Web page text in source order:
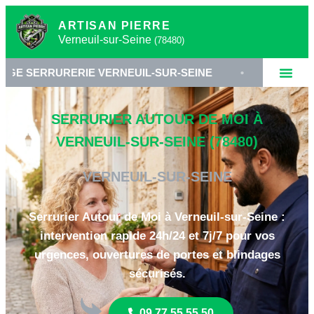
ARTISAN PIERRE
Verneuil-sur-Seine (78480)
VERNEUIL-SUR-SEINE • SERRURIER 78480
SERRURIER AUTOUR DE MOI À
VERNEUIL-SUR-SEINE (78480)
VERNEUIL-SUR-SEINE
Serrurier Autour de Moi à Verneuil-sur-Seine :
intervention rapide 24h/24 et 7j/7 pour vos
urgences, ouvertures de portes et blindages
sécurisés.